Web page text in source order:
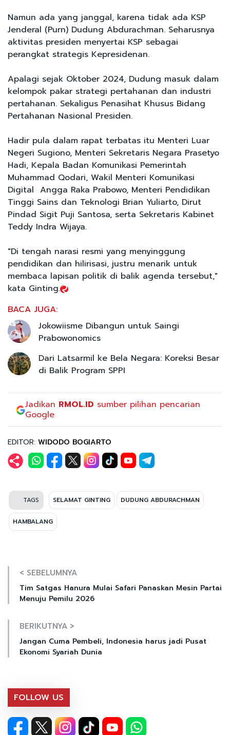
Namun ada yang janggal, karena tidak ada KSP
Jenderal (Purn) Dudung Abdurachman. Seharusnya
aktivitas presiden menyertai KSP sebagai
perangkat strategis Kepresidenan.
Apalagi sejak Oktober 2024, Dudung masuk dalam
kelompok pakar strategi pertahanan dan industri
pertahanan. Sekaligus Penasihat Khusus Bidang
Pertahanan Nasional Presiden.
Hadir pula dalam rapat terbatas itu Menteri Luar
Negeri Sugiono, Menteri Sekretaris Negara Prasetyo
Hadi, Kepala Badan Komunikasi Pemerintah
Muhammad Qodari, Wakil Menteri Komunikasi
Digital Angga Raka Prabowo, Menteri Pendidikan
Tinggi Sains dan Teknologi Brian Yuliarto, Dirut
Pindad Sigit Puji Santosa, serta Sekretaris Kabinet
Teddy Indra Wijaya.
"Di tengah narasi resmi yang menyinggung
pendidikan dan hilirisasi, justru menarik untuk
membaca lapisan politik di balik agenda tersebut,"
kata Ginting.
BACA JUGA:
Jokowiisme Dibangun untuk Saingi
Prabowonomics
Dari Latsarmil ke Bela Negara: Koreksi Besar
di Balik Program SPPI
Jadikan RMOL.ID sumber pilihan pencarian
Google
EDITOR: WIDODO BOGIARTO
TAGS SELAMAT GINTING DUDUNG ABDURACHMAN
HAMBALANG
< SEBELUMNYA
Tim Satgas Hanura Mulai Safari Panaskan Mesin Partai
Menuju Pemilu 2026
BERIKUTNYA >
Jangan Cuma Pembeli, Indonesia harus jadi Pusat
Ekonomi Syariah Dunia
FOLLOW US